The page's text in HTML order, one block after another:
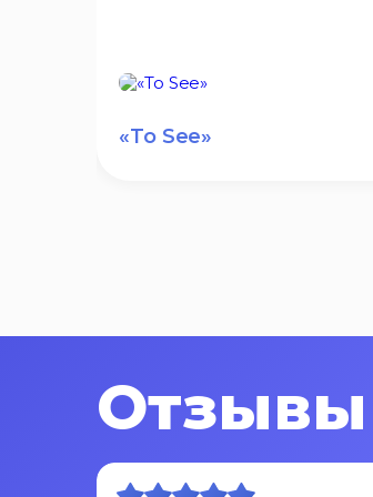
«To See»
Отзывы